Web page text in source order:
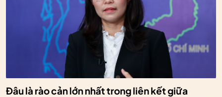
Đâu là rào cản lớn nhất trong liên kết giữa